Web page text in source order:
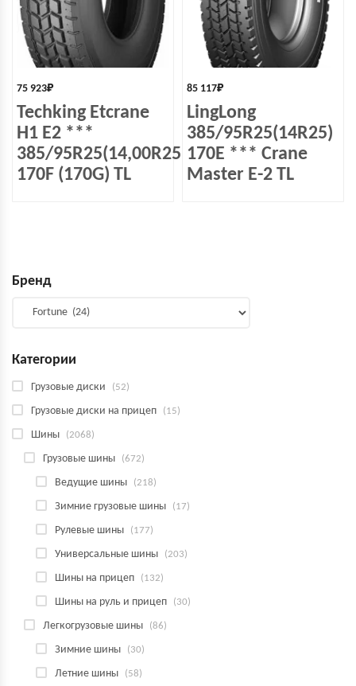
75 923₽
Techking Etcrane
H1 E2 ***
385/95R25(14,00R25)
170F (170G) TL
85 117₽
LingLong
385/95R25(14R25)
170E *** Crane
Master E-2 TL
Бренд
Категории
Грузовые диски (52)
Грузовые диски на прицеп (15)
Шины (2068)
Грузовые шины (672)
Ведущие шины (218)
Зимние грузовые шины (17)
Рулевые шины (177)
Универсальные шины (203)
Шины на прицеп (132)
Шины на руль и прицеп (30)
Легкогрузовые шины (86)
Зимние шины (30)
Летние шины (58)